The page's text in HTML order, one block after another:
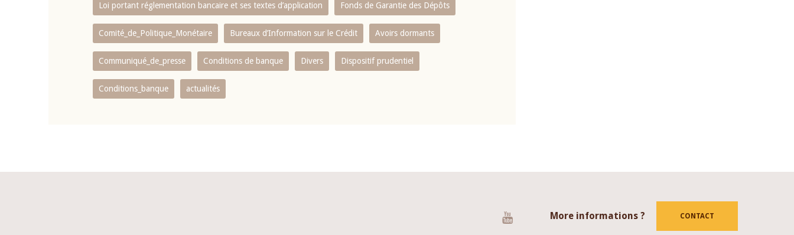
Loi portant réglementation bancaire et ses textes d’application Fonds de Garantie des Dépôts
Comité_de_Politique_Monétaire Bureaux d’Information sur le Crédit Avoirs dormants
Communiqué_de_presse Conditions de banque Divers Dispositif prudentiel
Conditions_banque actualités
More informations ? CONTACT